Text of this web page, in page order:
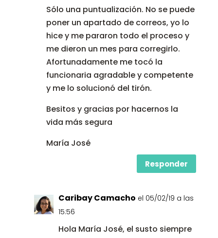
Sólo una puntualización. No se puede
poner un apartado de correos, yo lo
hice y me pararon todo el proceso y
me dieron un mes para corregirlo.
Afortunadamente me tocó la
funcionaria agradable y competente
y me lo solucionó del tirón.
Besitos y gracias por hacernos la
vida más segura
María José
Responder
Caribay Camacho el 05/02/19 a las
15:56
Hola María José, el susto siempre